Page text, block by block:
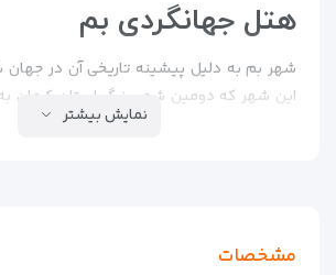
هتل جهانگردی بم
شهر بم به دلیل پیشینه تاریخی آن در
این شهر که دومین شهر بزرگ استان کرمان
باشد 180 کیلومتر با مرکز این استان
نمایش بیشتر
مشخصات